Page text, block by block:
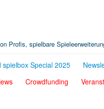
spielbare
spielbox Special 2025
Crowdfunding